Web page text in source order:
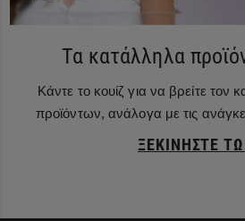
Τα κατάλληλα
Κάντε το κουίζ για να βρείτε τον
προϊόντων, ανάλογα με τις
ΞΕΚΙΝΉΣΤΕ